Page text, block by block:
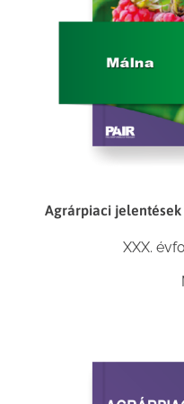
Agrárpiaci jelentések
XXX.